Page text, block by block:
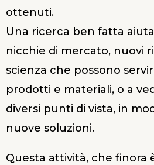
ottenuti.
Una ricerca ben fatta
nicchie di mercato, nuovi
scienza che possono
prodotti e materiali, o a
diversi punti di vista, in
nuove soluzioni.
Questa attività, che finora